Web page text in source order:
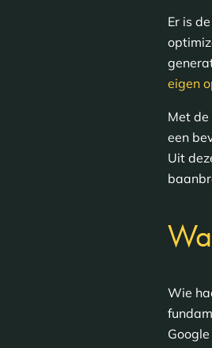
Er is
eigen
Met
een
Uit
Wie